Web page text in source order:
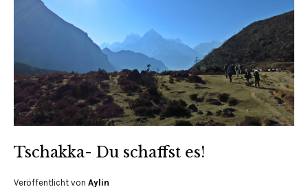
Tschakka- Du schaffst es!
Veröffentlicht von Aylin